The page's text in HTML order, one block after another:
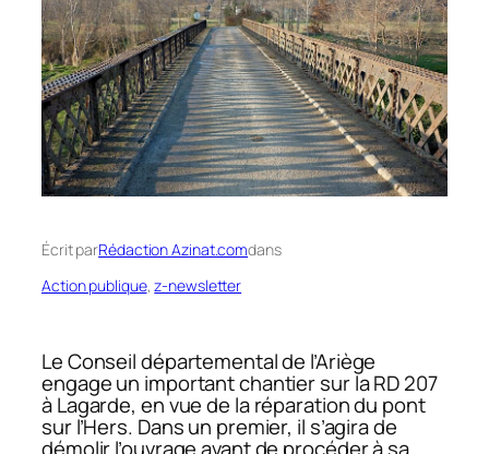
Écrit parRédaction Azinat.comdans
Action publique, z-newsletter
Le Conseil départemental de l’Ariège
engage un important chantier sur la RD 207
à Lagarde, en vue de la réparation du pont
sur l’Hers. Dans un premier, il s’agira de
démolir l’ouvrage avant de procéder à sa